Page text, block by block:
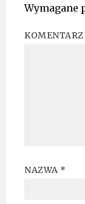
Wymagane
KOMENTARZ
NAZWA *